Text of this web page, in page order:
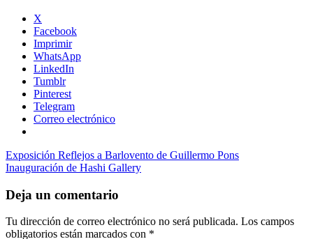
X
Facebook
Imprimir
WhatsApp
LinkedIn
Tumblr
Pinterest
Telegram
Correo electrónico
AcrílicoCasa
LammConjuroGaleríaGuillermo
Navegación
de
entradas
Entrada
anterior:
Exposición Reflejos a Barlovento de Guillermo Pons
Siguiente
Inauguración de Hashi Gallery
Deja un comentario
Tu dirección de correo electrónico no será publicada. Los campos
obligatorios están marcados con *